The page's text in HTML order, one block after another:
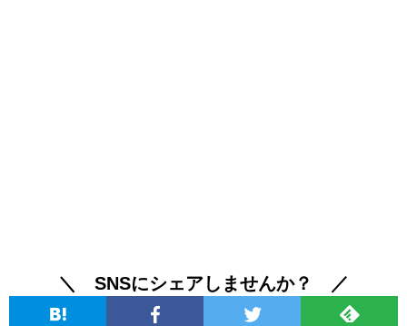
＼ SNSにシェアしませんか？ ／